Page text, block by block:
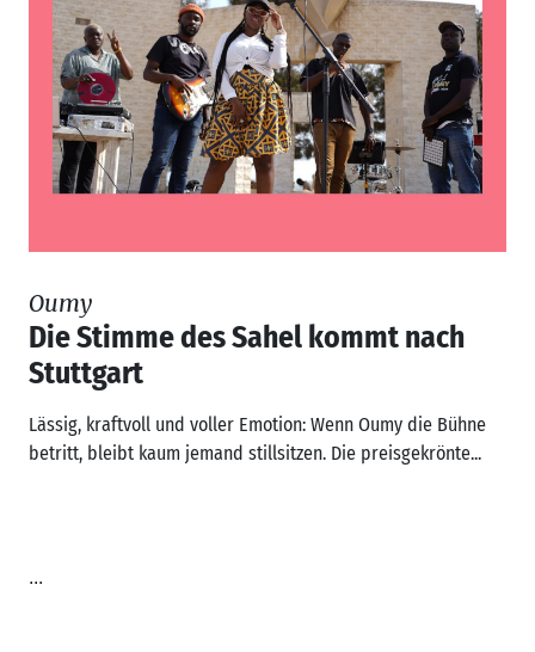
Oumy
Die Stimme des Sahel kommt nach
Stuttgart
Lässig, kraftvoll und voller Emotion: Wenn Oumy die Bühne
betritt, bleibt kaum jemand stillsitzen. Die preisgekrönte...
...